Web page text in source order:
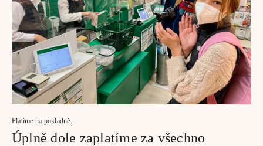
Platíme na pokladně.
Úplně dole zaplatíme za všechno